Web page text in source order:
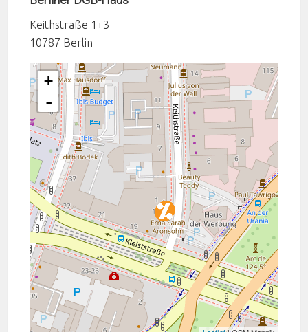
Keithstraße 1+3
10787 Berlin
+
-